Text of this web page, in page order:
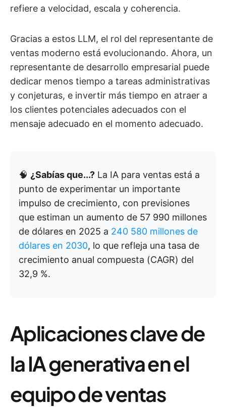
refiere a velocidad, escala y coherencia.
Gracias a estos LLM, el rol del representante de
ventas moderno está evolucionando. Ahora, un
representante de desarrollo empresarial puede
dedicar menos tiempo a tareas administrativas
y conjeturas, e invertir más tiempo en atraer a
los clientes potenciales adecuados con el
mensaje adecuado en el momento adecuado.
🧠 ¿Sabías que...? La IA para ventas está a
punto de experimentar un importante
impulso de crecimiento, con previsiones
que estiman un aumento de 57 990 millones
de dólares en 2025 a 240 580 millones de
dólares en 2030, lo que refleja una tasa de
crecimiento anual compuesta (CAGR) del
32,9 %.
Aplicaciones clave de
la IA generativa en el
equipo de ventas